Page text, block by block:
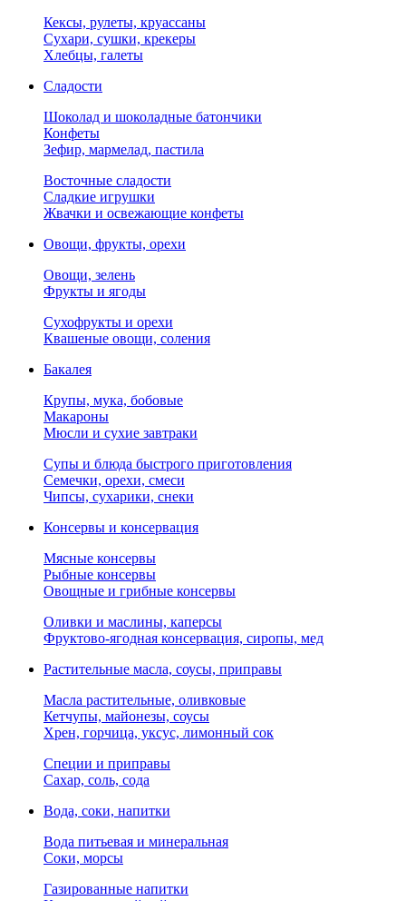
Кексы, рулеты, круассаны
Сухари, сушки, крекеры
Хлебцы, галеты
Сладости
Шоколад и шоколадные батончики
Конфеты
Зефир, мармелад, пастила
Восточные сладости
Сладкие игрушки
Жвачки и освежающие конфеты
Овощи, фрукты, орехи
Овощи, зелень
Фрукты и ягоды
Сухофрукты и орехи
Квашеные овощи, соления
Бакалея
Крупы, мука, бобовые
Макароны
Мюсли и сухие завтраки
Супы и блюда быстрого приготовления
Семечки, орехи, смеси
Чипсы, сухарики, снеки
Консервы и консервация
Мясные консервы
Рыбные консервы
Овощные и грибные консервы
Оливки и маслины, каперсы
Фруктово-ягодная консервация, сиропы, мед
Растительные масла, соусы, приправы
Масла растительные, оливковые
Кетчупы, майонезы, соусы
Хрен, горчица, уксус, лимонный сок
Специи и приправы
Сахар, соль, сода
Вода, соки, напитки
Вода питьевая и минеральная
Соки, морсы
Газированные напитки